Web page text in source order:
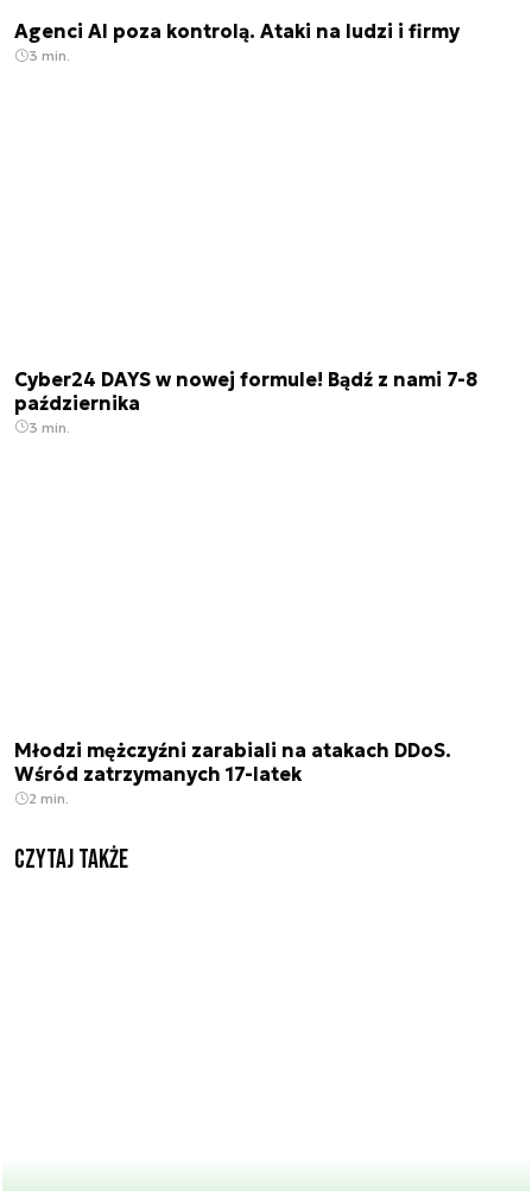
Agenci AI poza kontrolą. Ataki na ludzi i firmy
3 min.
Cyber24 DAYS w nowej formule! Bądź z nami 7-8
października
3 min.
Młodzi mężczyźni zarabiali na atakach DDoS.
Wśród zatrzymanych 17-latek
2 min.
Czytaj także